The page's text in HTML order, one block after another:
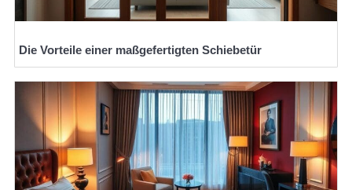
Die Vorteile einer maßgefertigten Schiebetür